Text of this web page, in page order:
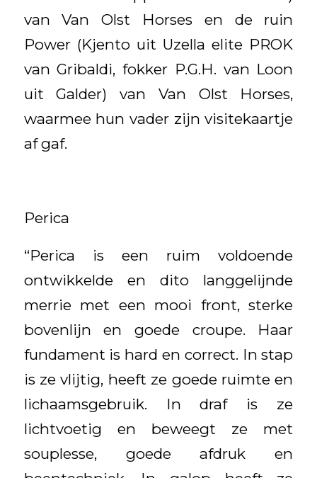
van Van Olst Horses en de ruin
Power (Kjento uit Uzella elite PROK
van Gribaldi, fokker P.G.H. van Loon
uit Galder) van Van Olst Horses,
waarmee hun vader zijn visitekaartje
af gaf.
Perica
“Perica is een ruim voldoende
ontwikkelde en dito langgelijnde
merrie met een mooi front, sterke
bovenlijn en goede croupe. Haar
fundament is hard en correct. In stap
is ze vlijtig, heeft ze goede ruimte en
lichaamsgebruik. In draf is ze
lichtvoetig en beweegt ze met
souplesse, goede afdruk en